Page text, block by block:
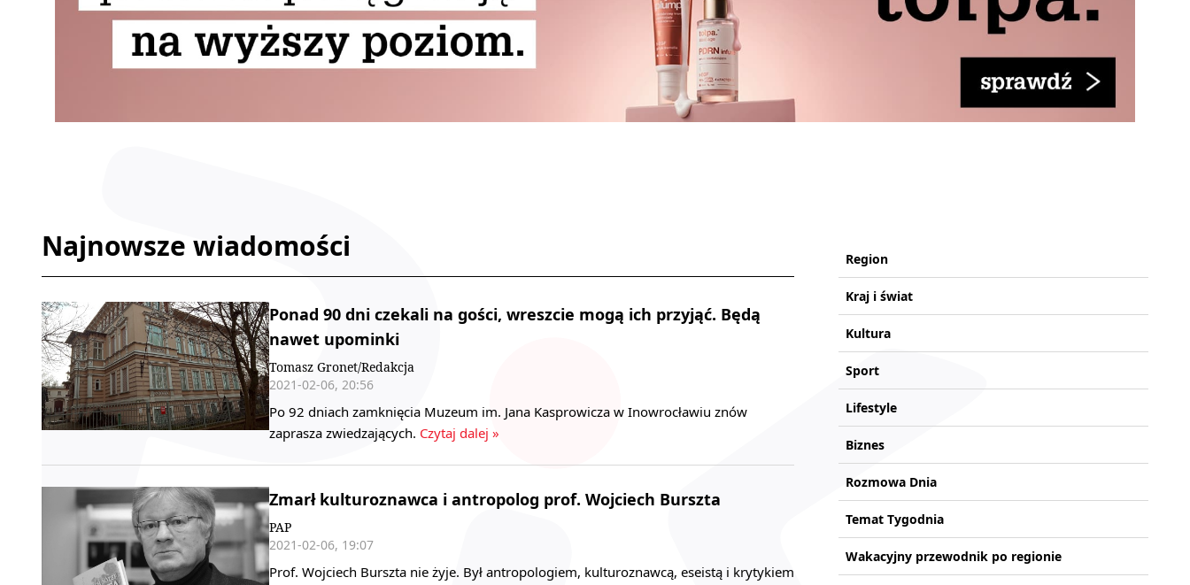
Najnowsze wiadomości
Ponad 90 dni czekali na gości, wreszcie mogą ich przyjąć. Będą
nawet upominki
Tomasz Gronet/Redakcja
2021-02-06, 20:56
Po 92 dniach zamknięcia Muzeum im. Jana Kasprowicza w Inowrocławiu znów
zaprasza zwiedzających. Czytaj dalej »
Zmarł kulturoznawca i antropolog prof. Wojciech Burszta
PAP
2021-02-06, 19:07
Prof. Wojciech Burszta nie żyje. Był antropologiem, kulturoznawcą, eseistą i krytykiem
Region
Kraj i świat
Kultura
Sport
Lifestyle
Biznes
Rozmowa Dnia
Temat Tygodnia
Wakacyjny przewodnik po regionie